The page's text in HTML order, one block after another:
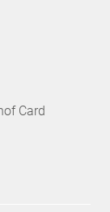
Card